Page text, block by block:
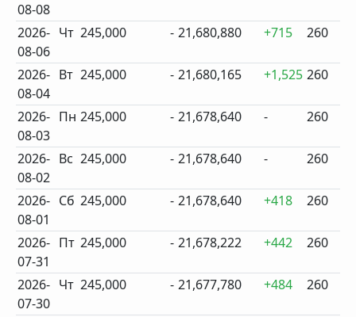
08-08
2026-
08-06
Чт 245,000 - 21,680,880 +715 260
2026-
08-04
Вт 245,000 - 21,680,165 +1,525 260
2026-
08-03
Пн 245,000 - 21,678,640 - 260
2026-
08-02
Вс 245,000 - 21,678,640 - 260
2026-
08-01
Сб 245,000 - 21,678,640 +418 260
2026-
07-31
Пт 245,000 - 21,678,222 +442 260
2026-
07-30
Чт 245,000 - 21,677,780 +484 260